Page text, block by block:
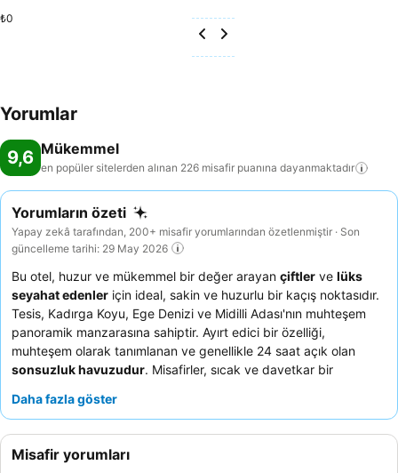
₺0
Yorumlar
9,6 Mükemmel
en popüler sitelerden alınan 226 misafir puanına dayanmaktadır
Yorumların özeti
Yapay zekâ tarafından, 200+ misafir yorumlarından özetlenmiştir · Son
güncelleme tarihi: 29 May 2026
Bu otel, huzur ve mükemmel bir değer arayan çiftler ve lüks
seyahat edenler için ideal, sakin ve huzurlu bir kaçış noktasıdır.
Tesis, Kadırga Koyu, Ege Denizi ve Midilli Adası'nın muhteşem
panoramik manzarasına sahiptir. Ayırt edici bir özelliği,
muhteşem olarak tanımlanan ve genellikle 24 saat açık olan
sonsuzluk havuzudur. Misafirler, sıcak ve davetkar bir
övmekte, lezzetli ve bol akşam yemeği porsiyonlarıyla çok
Gerçekten unutulmaz bir deneyim için, çarpıcı manzaraların
tadını çıkarmak üzere
Daha fazla göster
Misafir yorumları